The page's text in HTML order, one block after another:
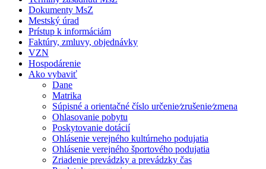
Dokumenty MsZ
Mestský úrad
Prístup k informáciám
Faktúry, zmluvy, objednávky
VZN
Hospodárenie
Ako vybaviť
Dane
Matrika
Súpisné a orientačné číslo určenie⁄zrušenie⁄zmena
Ohlasovanie pobytu
Poskytovanie dotácií
Ohlásenie verejného kultúrneho podujatia
Ohlásenie verejného športového podujatia
Zriadenie prevádzky a prevádzky čas